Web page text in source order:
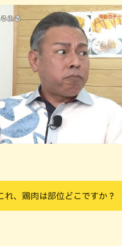
れ、鶏肉は部位どこですか？